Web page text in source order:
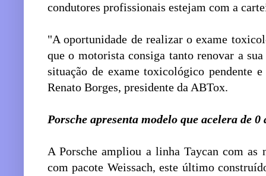
condutores profissionais estejam com a
"A oportunidade de realizar o exame
que o motorista consiga tanto renovar a
situação de exame toxicológico pendente
Renato Borges, presidente da ABTox.
Porsche apresenta modelo que acelera de
A Porsche ampliou a linha Taycan com as
com pacote Weissach, este último